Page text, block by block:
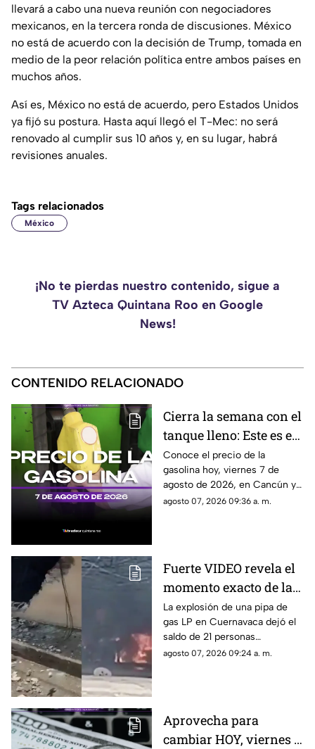
llevará a cabo una nueva reunión con negociadores
mexicanos, en la tercera ronda de discusiones. México
no está de acuerdo con la decisión de Trump, tomada en
medio de la peor relación política entre ambos países en
muchos años.
Así es, México no está de acuerdo, pero Estados Unidos
ya fijó su postura. Hasta aquí llegó el T-Mec: no será
renovado al cumplir sus 10 años y, en su lugar, habrá
revisiones anuales.
Tags relacionados
México
¡No te pierdas nuestro contenido, sigue a
TV Azteca Quintana Roo en Google
News!
CONTENIDO RELACIONADO
Cierra la semana con el
tanque lleno: Este es el
precio de la gasolina
HOY, viernes 7 de
agosto de 2026, en
Quintana Roo
Conoce el precio de la
gasolina hoy, viernes 7 de
agosto de 2026, en Cancún y
el resto de Quintana Roo. Este
agosto 07, 2026 09:36 a. m.
Fuerte VIDEO revela el
momento exacto de la
3xpl0s1ón de pipa de
gas LP que dejó a 21
personas l3s10n4d4s:
Esto se sabe sobre lo
La explosión de una pipa de
gas LP en Cuernavaca dejó el
saldo de 21 personas
lesionadas y en redes sociales
agosto 07, 2026 09:24 a. m.
Aprovecha para
cambiar HOY, viernes 7